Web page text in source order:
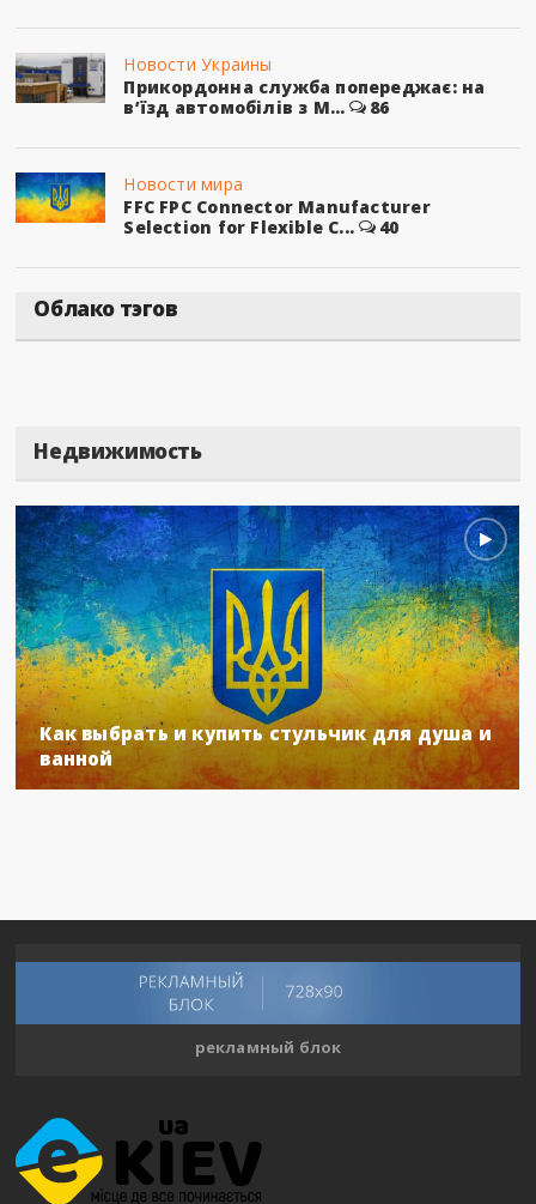
Новости Украины
Прикордонна служба попереджає: на
в’їзд автомобілів з М...
86
Новости мира
FFC FPC Connector Manufacturer
Selection for Flexible C...
40
Облако тэгов
Недвижимость
Как выбрать и купить стульчик для душа и
ванной
рекламный блок